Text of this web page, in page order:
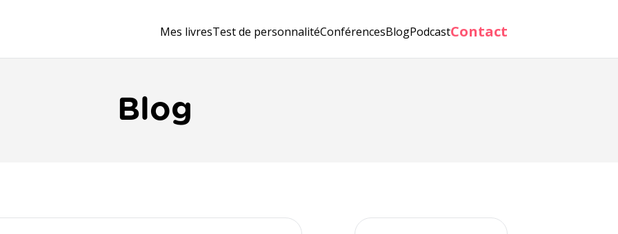
Mes livresTest de personnalitéConférencesBlogPodcastContact
Blog